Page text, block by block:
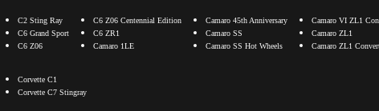
C2 Sting Ray
C6 Grand Sport
C6 Z06
C6 Z06 Centennial Edition
C6 ZR1
Camaro 1LE
Camaro 45th Anniversary
Camaro SS
Camaro SS Hot Wheels
Camaro VI ZL1
Camaro ZL1
Camaro ZL1
Corvette C1
Corvette C7 Stingray